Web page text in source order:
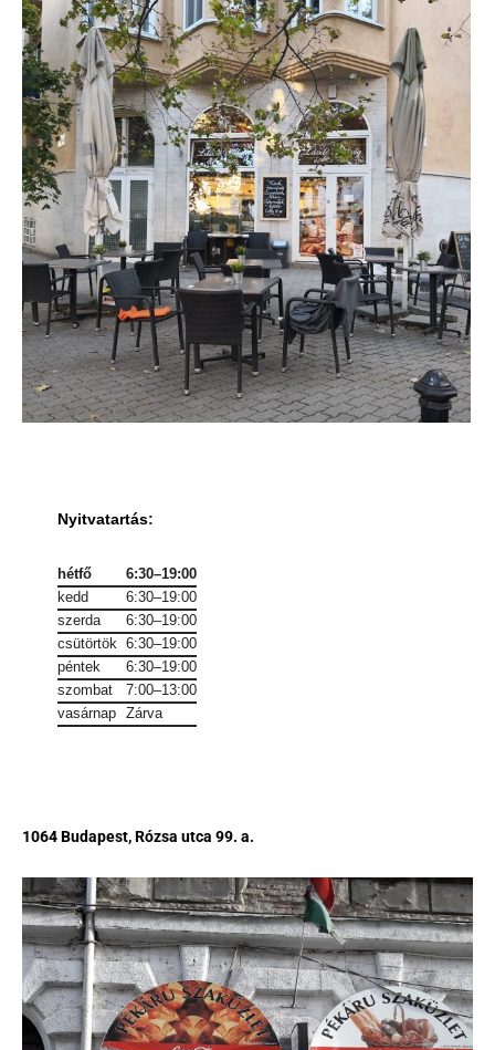
Nyitvatartás:
hétfő
6:30–19:00
kedd
6:30–19:00
szerda
6:30–19:00
csütörtök 6:30–19:00
péntek
6:30–19:00
szombat
7:00–13:00
vasárnap
Zárva
1064 Budapest, Rózsa utca 99. a.